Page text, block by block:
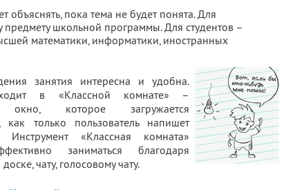
объяснять, пока тема не будет понята. Для
школьной программы. Для студентов –
математики, информатики, иностранных
занятия интересна и удобна.
в «Классной комнате» –
окно, которое загружается
как только пользователь напишет
«Классная комната»
заниматься благодаря
чату, голосовому чату.